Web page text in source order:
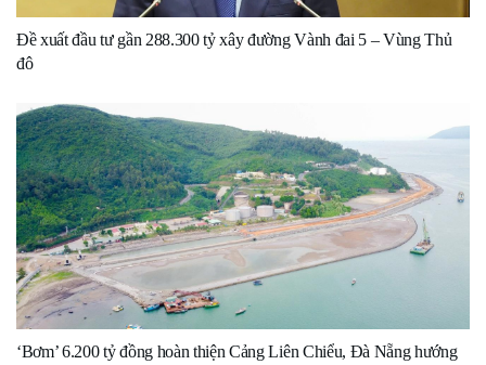
Đề xuất đầu tư gần 288.300 tỷ xây đường Vành đai 5 – Vùng Thủ
đô
‘Bơm’ 6.200 tỷ đồng hoàn thiện Cảng Liên Chiểu, Đà Nẵng hướng